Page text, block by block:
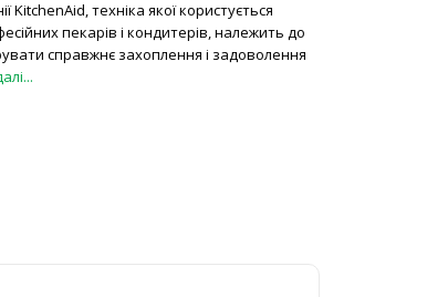
KitchenAid, техніка якої користується
пекарів і кондитерів, належить до
справжнє захоплення і задоволення